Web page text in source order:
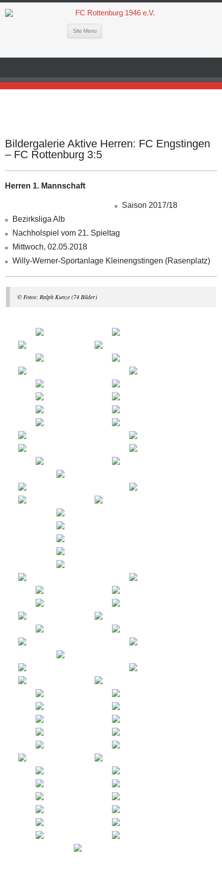
Site Menu
Bildergalerie Aktive Herren: FC Engstingen
– FC Rottenburg 3:5
Herren 1. Mannschaft
Saison 2017/18
Bezirksliga Alb
Nachholspiel vom 21. Spieltag
Mittwoch, 02.05.2018
Willy-Werner-Sportanlage Kleinengstingen (Rasenplatz)
© Fotos: Ralph Kunze (74 Bilder)